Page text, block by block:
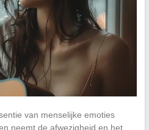
van menselijke emoties
neemt de afwezigheid en het